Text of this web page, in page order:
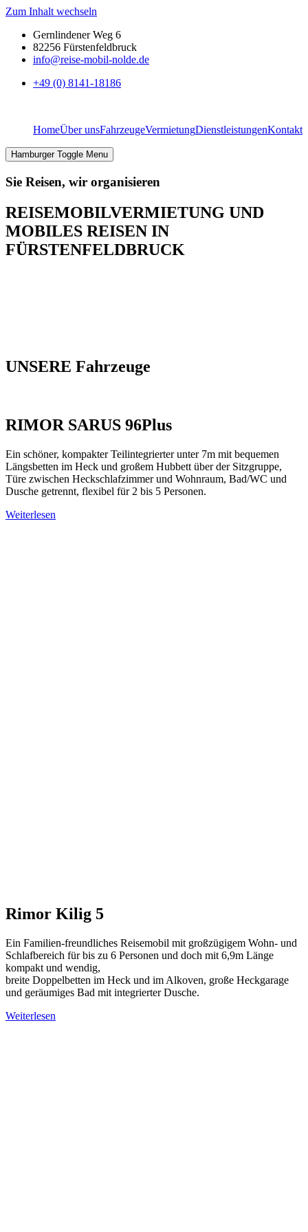
Zum Inhalt wechseln
Gernlindener Weg 6
82256 Fürstenfeldbruck
info@reise-mobil-nolde.de
+49 (0) 8141-18186
HomeÜber unsFahrzeugeVermietungDienstleistungenKontakt
Hamburger Toggle Menu
Sie Reisen, wir organisieren
REISEMOBILVERMIETUNG UND
MOBILES REISEN IN
FÜRSTENFELDBRUCK
UNSERE Fahrzeuge
RIMOR SARUS 96Plus
Ein schöner, kompakter Teilintegrierter unter 7m mit bequemen
Längsbetten im Heck und großem Hubbett über der Sitzgruppe,
Türe zwischen Heckschlafzimmer und Wohnraum, Bad/WC und
Dusche getrennt, flexibel für 2 bis 5 Personen.
Weiterlesen
Rimor Kilig 5
Ein Familien-freundliches Reisemobil mit großzügigem Wohn- und
Schlafbereich für bis zu 6 Personen und doch mit 6,9m Länge
kompakt und wendig,
breite Doppelbetten im Heck und im Alkoven, große Heckgarage
und geräumiges Bad mit integrierter Dusche.
Weiterlesen